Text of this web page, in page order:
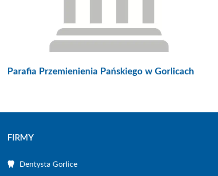
Parafia Przemienienia Pańskiego w Gorlicach
FIRMY
Dentysta Gorlice